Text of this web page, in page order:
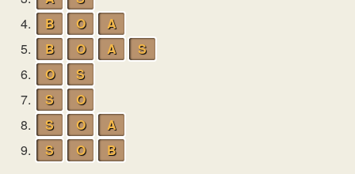
4.
B O
A
5.
B O A
S
6.
O
S
7.
S
O
8.
S O
A
9.
S O
B